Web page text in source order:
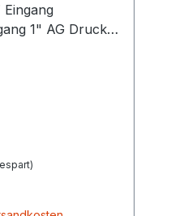
1" AG Druck